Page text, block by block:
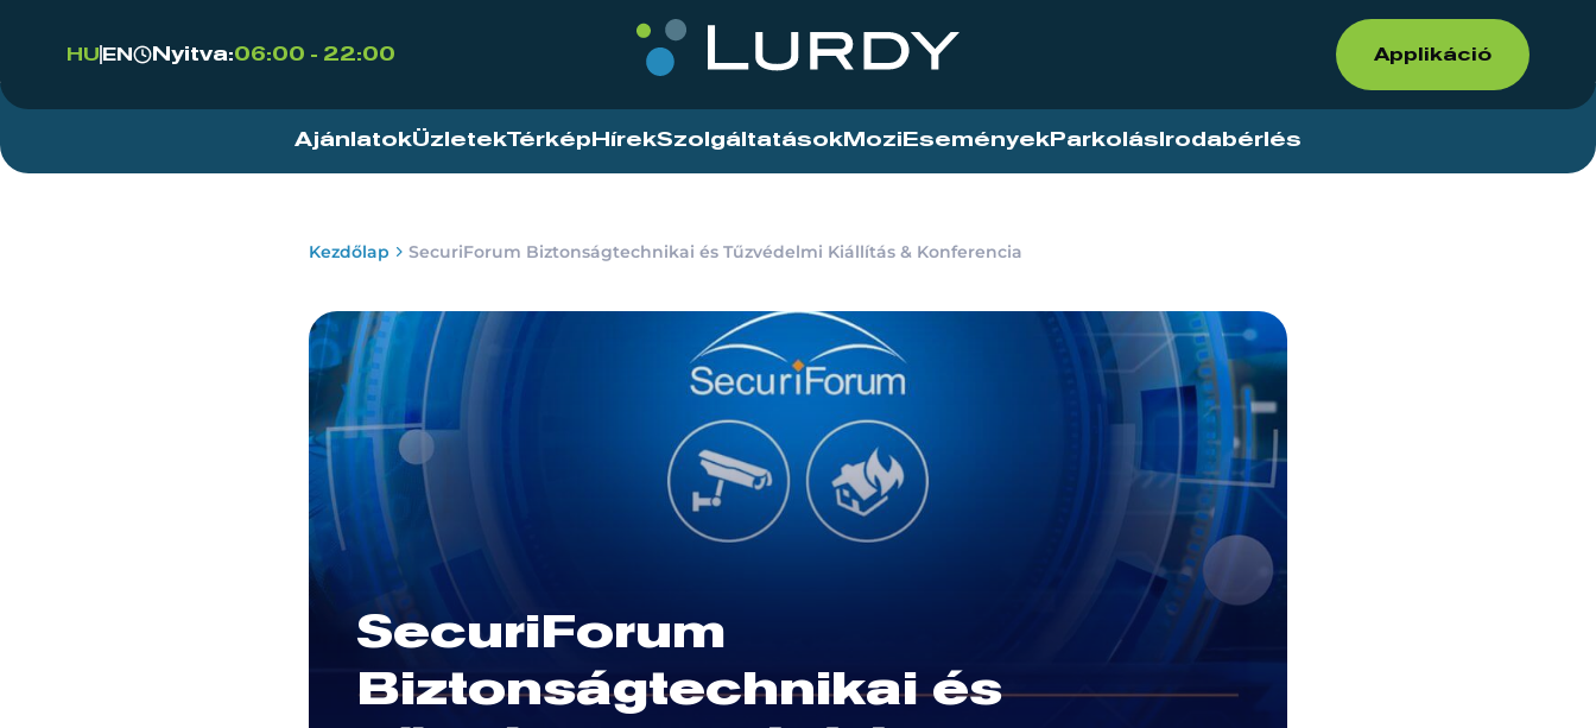
HU EN Nyitva:06:00 - 22:00 Applikáció
AjánlatokÜzletekTérkép HírekSzolgáltatások Mozi Események Parkolás Irodabérlés
Kezdőlap SecuriForum Biztonságtechnikai és Tűzvédelmi Kiállítás & Konferencia
SecuriForum
Biztonságtechnikai és